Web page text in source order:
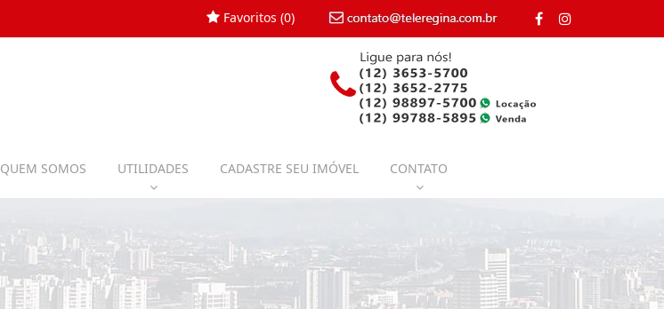
contato@teleregina.com.br
Favoritos (0)
QUEM SOMOS UTILIDADES CADASTRE SEU IMÓVEL CONTATO